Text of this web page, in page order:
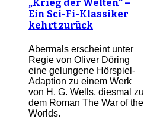
„Krieg der Welten“ –
Ein Sci-Fi-Klassiker
kehrt zurück
Abermals erscheint unter
Regie von Oliver Döring
eine gelungene Hörspiel-
Adaption zu einem Werk
von H. G. Wells, diesmal zu
dem Roman The War of the
Worlds.